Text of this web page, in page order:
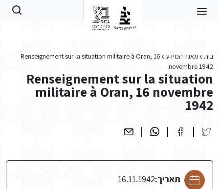
בית מאגר המידע
Renseignement sur la situation militaire à Oran, 16
novembre 1942
Renseignement sur la situation
militaire à Oran, 16 novembre
1942
תאריך:16.11.1942